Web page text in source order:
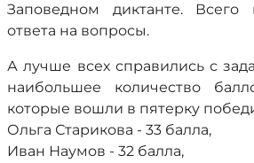
Заповедном диктанте.
ответа на вопросы.
А лучше всех справились с
наибольшее количество
которые вошли в пятерку
Ольга Старикова - 33 балла,
Иван Наумов - 32 балла,